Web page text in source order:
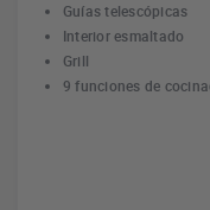
Guías telescópicas
Interior esmaltado
Grill
9 funciones de